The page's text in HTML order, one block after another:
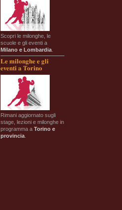
Scopri le milonghe, le
scuole e gli eventi a
Milano e Lombardia
Le milonghe e gli
eventi a Torino
Rimani aggiornato sugli
stage, lezioni e milonghe in
programma a Torino e
provincia